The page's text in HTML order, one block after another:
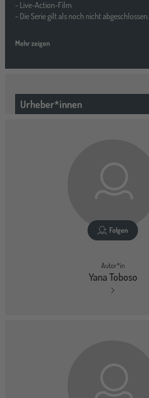
- Live-Action-Film
- Die Serie gilt als noch nicht abgeschlossen.
Mehr zeigen
Urheber*innen
Folgen
Autor*in
Yana Toboso